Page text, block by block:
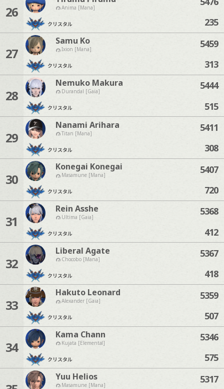
26 Anima [Mana]
クリスタル
235
27
Samu Ko
Ixion [Mana]
クリスタル
5459
313
28
Nemuko Makura
Durandal [Gaia]
クリスタル
5444
515
29
Nanami Arihara
Titan [Mana]
クリスタル
5411
308
30
Konegai Konegai
Masamune [Mana]
クリスタル
5407
720
31
Rein Asshe
Ultima [Gaia]
クリスタル
5368
412
32
Liberal Agate
Chocobo [Mana]
クリスタル
5367
418
33
Hakuto Leonard
Alexander [Gaia]
クリスタル
5359
507
34
Kama Chann
Kujata [Elemental]
クリスタル
5346
575
Yuu Helios
Masamune [Mana] 5317